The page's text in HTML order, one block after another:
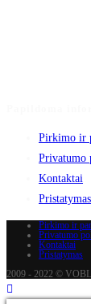
Pirkimo ir
Privatumo
Kontaktai
Pristatymas
Pirkimo ir
Privatumo
Kontaktai
Pristatymas
2009 - 2022 ©